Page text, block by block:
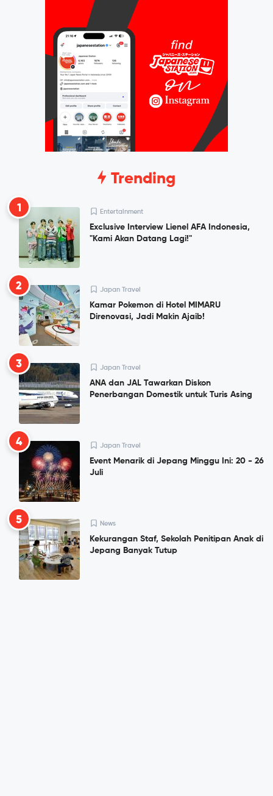
Trending
1 Entertainment
Exclusive Interview Lienel AFA Indonesia,
"Kami Akan Datang Lagi!"
2 Japan Travel
Kamar Pokemon di Hotel MIMARU
Direnovasi, Jadi Makin Ajaib!
3 Japan Travel
ANA dan JAL Tawarkan Diskon
Penerbangan Domestik untuk Turis Asing
4 Japan Travel
Event Menarik di Jepang Minggu Ini: 20 - 26
Juli
5 News
Kekurangan Staf, Sekolah Penitipan Anak di
Jepang Banyak Tutup